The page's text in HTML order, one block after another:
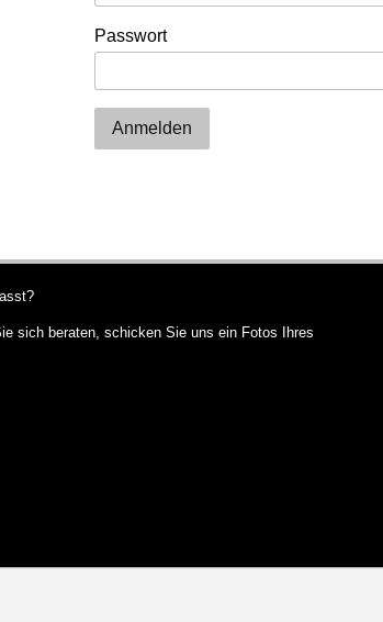
Passwort
Anmelden
sich beraten, schicken Sie uns ein Fotos Ihres